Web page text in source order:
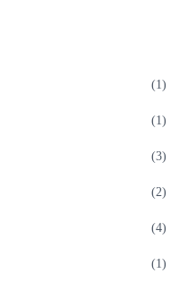
(1)
(1)
(3)
(2)
(4)
(1)